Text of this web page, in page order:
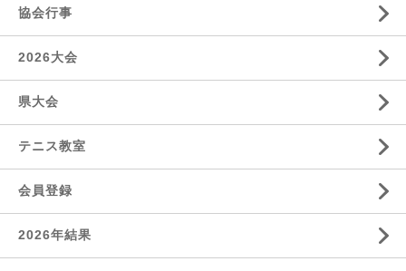
協会行事
2026大会
県大会
テニス教室
会員登録
2026年結果